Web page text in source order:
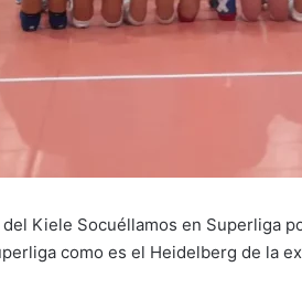
Kiele Socuéllamos en Superliga
como es el Heidelberg de la